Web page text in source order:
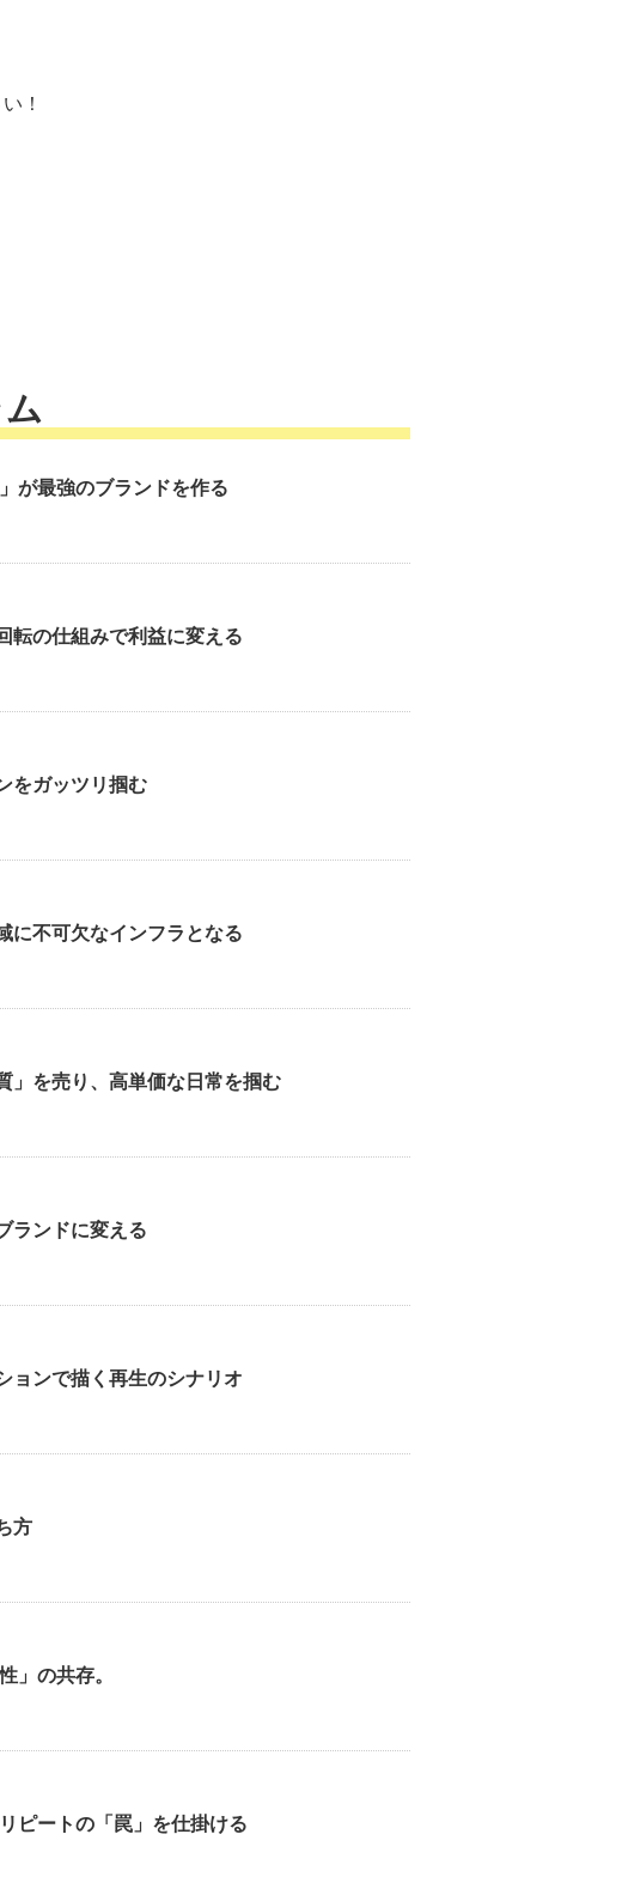
！
が最強のブランドを作る
転の仕組みで利益に変える
をガッツリ掴む
に不可欠なインフラとなる
」を売り、高単価な日常を掴む
ランドに変える
ョンで描く再生のシナリオ
方
」の共存。
ピートの「罠」を仕掛ける